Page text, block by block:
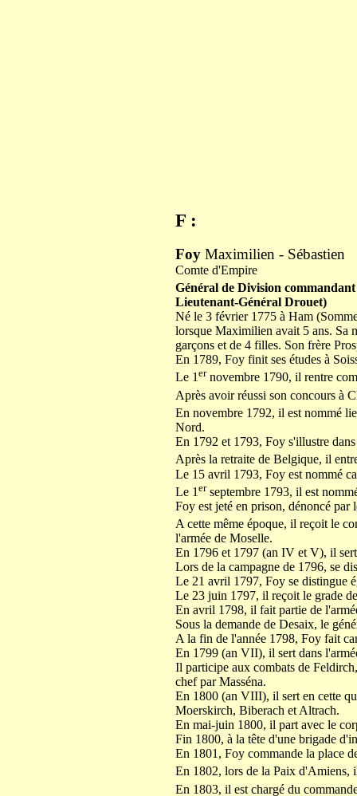
F :
Foy Maximilien - Sébastien
Comte d'Empire
Général de Division
Lieutenant-Général Drouet)
Né le 3 février 1775 à Ham
lorsque Maximilien avait 5 ans. Sa
garçons et de 4 filles. Son frère
En 1789, Foy finit ses études à
Le 1ernovembre 1790, il rentre
Après avoir réussi son concours à
En novembre 1792, il est nommé
Nord.
En 1792 et 1793, Foy s'illustre
Après la retraite de Belgique, il
Le 15 avril 1793, Foy est nommé
Le 1 erseptembre 1793, il est
Foy est jeté en prison, dénoncé
A cette même époque, il reçoit le
l'armée de Moselle.
En 1796 et 1797 (an IV et V), il
Lors de la campagne de 1796, se
Le 21 avril 1797, Foy se distingue
Le 23 juin 1797, il reçoit le grade
En avril 1798, il fait partie de
Sous la demande de Desaix, le
A la fin de l'année 1798, Foy fait
En 1799 (an VII), il sert dans
Il participe aux combats de
chef par Masséna.
En 1800 (an VIII), il sert en cette
Moerskirch, Biberach et Altrach.
En mai-juin 1800, il part avec le
Fin 1800, à la tête d'une brigade
En 1801, Foy commande la place
En 1802, lors de la Paix d'Amiens,
En 1803, il est chargé du